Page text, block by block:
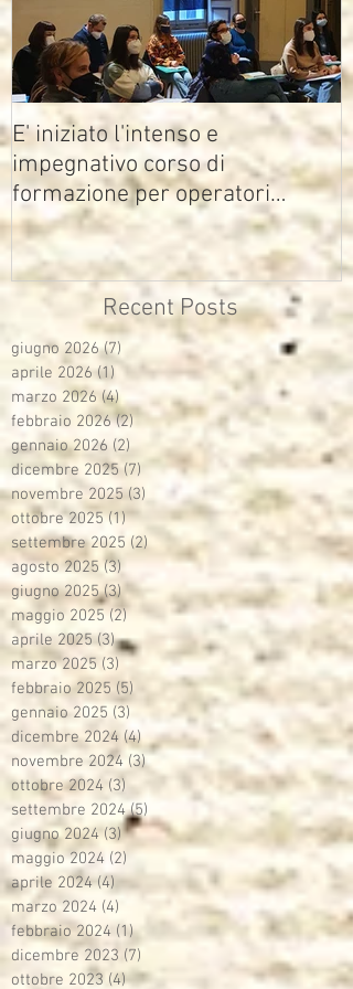
E' iniziato l'intenso e
impegnativo corso di
formazione per operatori
multimediali Avisco
Recent Posts
giugno 2026 (7)
aprile 2026 (1) 1 post
marzo 2026 (4)4 post
febbraio 2026 (2)2 post
gennaio 2026 (2)2 post
dicembre 2025 (7) 7 post
novembre 2025 (3) 3 post
ottobre 2025 (1)1 post
settembre 2025 (2) 2 post
agosto 2025 (3) 3 post
giugno 2025 (3)3 post
maggio 2025 (2)2 post
aprile 2025 (3)3 post
marzo 2025 (3) 3 post
febbraio 2025 (5) 5 post
gennaio 2025 (3) 3 post
dicembre 2024 (4)4 post
novembre 2024 (3)3 post
ottobre 2024 (3) 3 post
settembre 2024 (5)
giugno 2024 (3)3 post
maggio 2024 (2)
aprile 2024 (4) 4 post
marzo 2024 (4)
febbraio 2024 (1)1 post
dicembre 2023 (7)
ottobre 2023 (4)4 post